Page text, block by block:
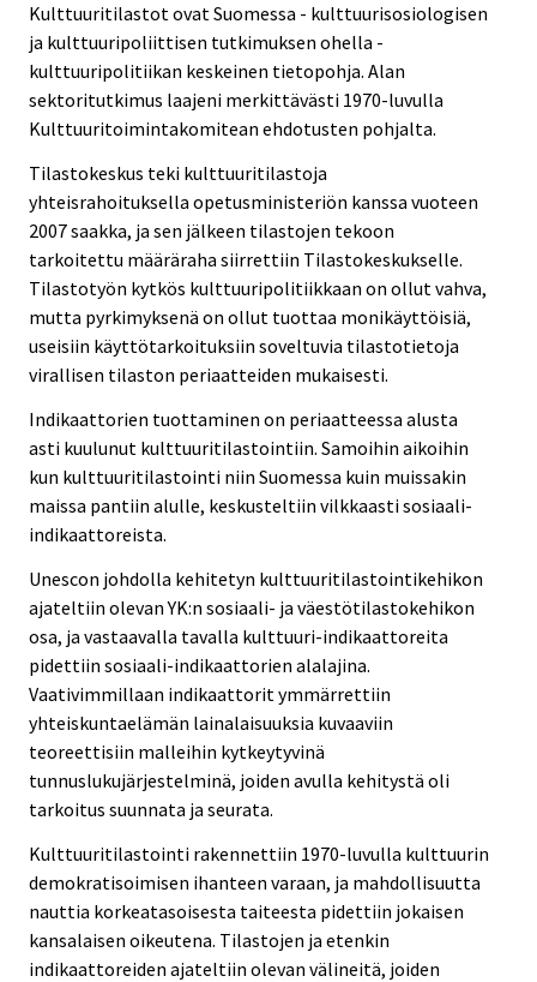
Kulttuuritilastot ovat Suomessa - kulttuurisosiologisen
ja kulttuuripoliittisen tutkimuksen ohella -
kulttuuripolitiikan keskeinen tietopohja. Alan
sektoritutkimus laajeni merkittävästi 1970-luvulla
Kulttuuritoimintakomitean ehdotusten pohjalta.
Tilastokeskus teki kulttuuritilastoja
yhteisrahoituksella opetusministeriön kanssa vuoteen
2007 saakka, ja sen jälkeen tilastojen tekoon
tarkoitettu määräraha siirrettiin Tilastokeskukselle.
Tilastotyön kytkös kulttuuripolitiikkaan on ollut vahva,
mutta pyrkimyksenä on ollut tuottaa monikäyttöisiä,
useisiin käyttötarkoituksiin soveltuvia tilastotietoja
virallisen tilaston periaatteiden mukaisesti.
Indikaattorien tuottaminen on periaatteessa alusta
asti kuulunut kulttuuritilastointiin. Samoihin aikoihin
kun kulttuuritilastointi niin Suomessa kuin muissakin
maissa pantiin alulle, keskusteltiin vilkkaasti sosiaali-
indikaattoreista.
Unescon johdolla kehitetyn kulttuuritilastointikehikon
ajateltiin olevan YK:n sosiaali- ja väestötilastokehikon
osa, ja vastaavalla tavalla kulttuuri-indikaattoreita
pidettiin sosiaali-indikaattorien alalajina.
Vaativimmillaan indikaattorit ymmärrettiin
yhteiskuntaelämän lainalaisuuksia kuvaaviin
teoreettisiin malleihin kytkeytyvinä
tunnuslukujärjestelminä, joiden avulla kehitystä oli
tarkoitus suunnata ja seurata.
Kulttuuritilastointi rakennettiin 1970-luvulla kulttuurin
demokratisoimisen ihanteen varaan, ja mahdollisuutta
nauttia korkeatasoisesta taiteesta pidettiin jokaisen
kansalaisen oikeutena. Tilastojen ja etenkin
indikaattoreiden ajateltiin olevan välineitä, joiden